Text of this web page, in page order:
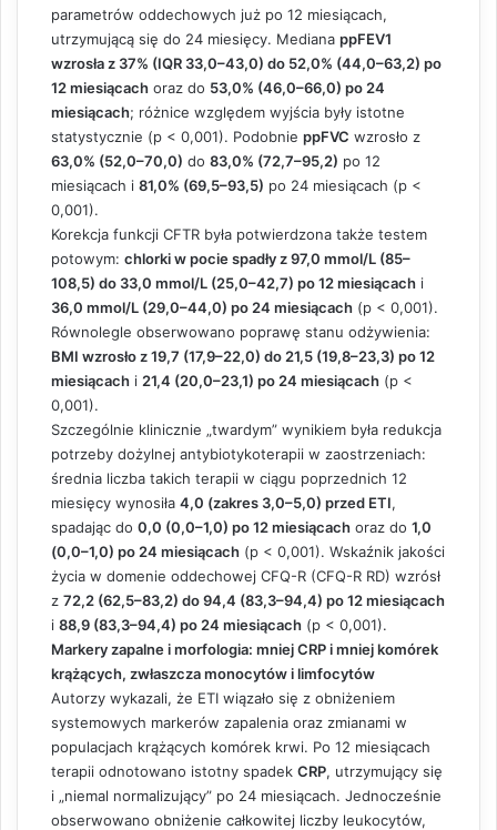
parametrów oddechowych już po 12 miesiącach,
utrzymującą się do 24 miesięcy. Mediana ppFEV1
wzrosła z 37% (IQR 33,0–43,0) do 52,0% (44,0–63,2) po
12 miesiącach oraz do 53,0% (46,0–66,0) po 24
miesiącach; różnice względem wyjścia były istotne
statystycznie (p < 0,001). Podobnie ppFVC wzrosło z
63,0% (52,0–70,0) do 83,0% (72,7–95,2) po 12
miesiącach i 81,0% (69,5–93,5) po 24 miesiącach (p <
0,001).
Korekcja funkcji CFTR była potwierdzona także testem
potowym: chlorki w pocie spadły z 97,0 mmol/L (85–
108,5) do 33,0 mmol/L (25,0–42,7) po 12 miesiącach i
36,0 mmol/L (29,0–44,0) po 24 miesiącach (p < 0,001).
Równolegle obserwowano poprawę stanu odżywienia:
BMI wzrosło z 19,7 (17,9–22,0) do 21,5 (19,8–23,3) po 12
miesiącach i 21,4 (20,0–23,1) po 24 miesiącach (p <
0,001).
Szczególnie klinicznie „twardym” wynikiem była redukcja
potrzeby dożylnej antybiotykoterapii w zaostrzeniach:
średnia liczba takich terapii w ciągu poprzednich 12
miesięcy wynosiła 4,0 (zakres 3,0–5,0) przed ETI,
spadając do 0,0 (0,0–1,0) po 12 miesiącach oraz do 1,0
(0,0–1,0) po 24 miesiącach (p < 0,001). Wskaźnik jakości
życia w domenie oddechowej CFQ-R (CFQ-R RD) wzrósł
z 72,2 (62,5–83,2) do 94,4 (83,3–94,4) po 12 miesiącach
i 88,9 (83,3–94,4) po 24 miesiącach (p < 0,001).
Markery zapalne i morfologia: mniej CRP i mniej komórek
krążących, zwłaszcza monocytów i limfocytów
Autorzy wykazali, że ETI wiązało się z obniżeniem
systemowych markerów zapalenia oraz zmianami w
populacjach krążących komórek krwi. Po 12 miesiącach
terapii odnotowano istotny spadek CRP, utrzymujący się
i „niemal normalizujący” po 24 miesiącach. Jednocześnie
obserwowano obniżenie całkowitej liczby leukocytów,